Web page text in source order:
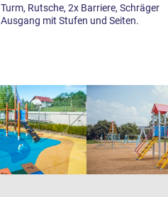
Turm, Rutsche, 2x Barriere, Schräger
Ausgang mit Stufen und Seiten.